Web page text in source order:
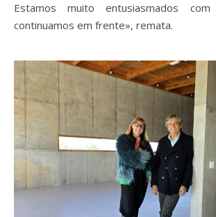
Estamos muito entusiasmados
continuamos em frente», remata.